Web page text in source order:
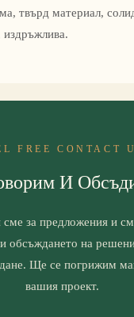
твърд материал,
издръжлива.
FREE CONTACT
И
за предложения и
обсъждането на
Ще се погрижим
вашия проект.